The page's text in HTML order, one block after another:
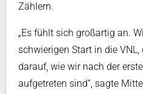
Zählern.
„Es fühlt sich großartig an.
schwierigen Start in die
darauf, wie wir nach der
aufgetreten sind“, sagte